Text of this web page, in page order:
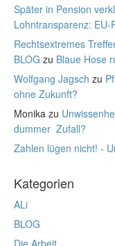
Später in Pension
Lohntransparenz:
Rechtsextremes
BLOG zu Blaue Hose
Wolfgang Jagsch zu
ohne Zukunft?
Monika zu
dummer Zufall?
Zahlen lügen nicht! -
Kategorien
ALi
BLOG
Die Arbeit